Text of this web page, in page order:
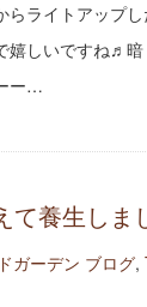
らライトアップ
嬉しいですね♬
ー…
て養生しま
ガーデン ブログ,